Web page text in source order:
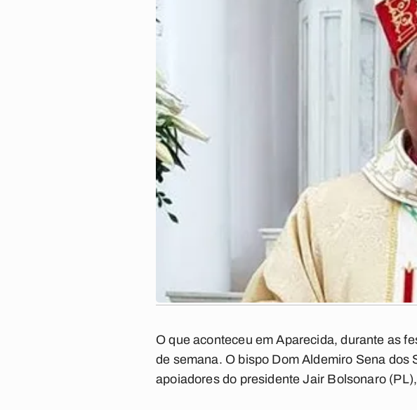
O que aconteceu em Aparecida, durante as
de semana. O bispo Dom Aldemiro Sena
apoiadores do presidente Jair Bolsonaro